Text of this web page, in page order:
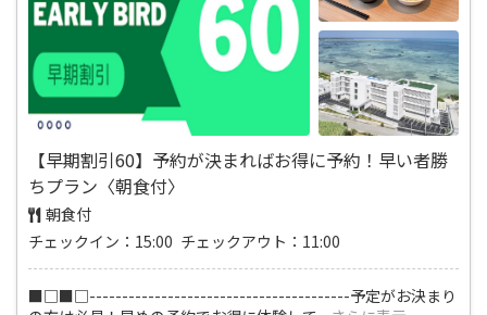
【早期割引60】予約が決まればお得に予約！早い者勝
ちプラン〈朝食付〉
朝食付
チェックイン：15:00 チェックアウト：11:00
■□■□----------------------------------------予定がお決まり